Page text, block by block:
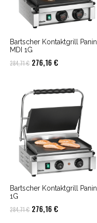
Bartscher Kontaktgrill
MDI 1G
284,71€ Ursprünglicher
war:
276,16 €
ist:
276,16 €.
Bartscher Kontaktgrill
1G
284,71€ Ursprünglicher
276,16 €